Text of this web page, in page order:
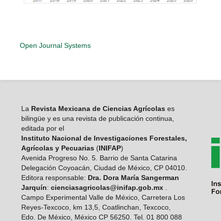
Open Journal Systems
LaRevista Mexicana de Ciencias Agrícolas es
bilingüe y es una revista de publicación continua,
editada por el
Instituto Nacional de Investigaciones Forestales,
Agrícolas y Pecuarias (INIFAP)
Avenida Progreso No. 5. Barrio de Santa Catarina
Delegación Coyoacán, Ciudad de México, CP 04010.
Editora responsable: Dra. Dora María Sangerman
Jarquín: cienciasagricolas@inifap.gob.mx.
Campo Experimental Valle de México, Carretera Los
Reyes-Texcoco, km 13,5, Coatlinchan, Texcoco,
Edo. De México, México CP 56250. Tel. 01 800 088